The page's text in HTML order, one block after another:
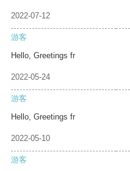
2022-07-12
游客
Hello, Greetings fr
2022-05-24
游客
Hello, Greetings fr
2022-05-10
游客